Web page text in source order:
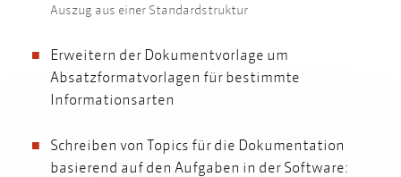
Auszug aus einer Standardstruktur
Erweitern der Dokumentvorlage um
Absatzformatvorlagen für bestimmte
Informationsarten
Schreiben von Topics für die Dokumentation
basierend auf den Aufgaben in der Software: